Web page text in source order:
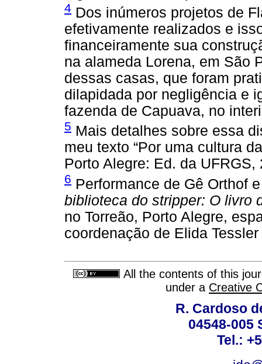
4 Dos inúmeros projetos de
efetivamente realizados e
financeiramente sua
na alameda Lorena, em São
dessas casas, que foram
dilapidada por negligência e
fazenda de Capuava, no
5 Mais detalhes sobre essa
meu texto “Por uma cultura
Porto Alegre: Ed. da UFRGS,
6 Performance de Gê Orthof
biblioteca do stripper: O livro
no Torreão, Porto Alegre,
coordenação de Elida
All the contents of this
under a Creative
R. Cardoso
04548-005
Tel.: